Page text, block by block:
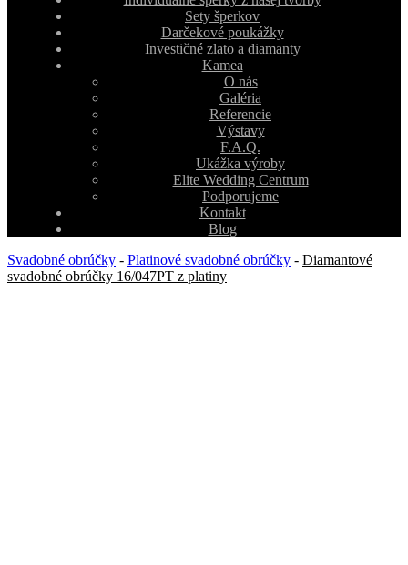
Sety šperkov
Darčekové poukážky
Investičné zlato a diamanty
Kamea
O nás
Galéria
Referencie
Výstavy
F.A.Q.
Ukážka výroby
Elite Wedding Centrum
Podporujeme
Kontakt
Blog
Svadobné obrúčky - Platinové svadobné obrúčky - Diamantové
svadobné obrúčky 16/047PT z platiny